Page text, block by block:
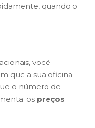
quando o
você
que a sua oficina
o número de
os preços